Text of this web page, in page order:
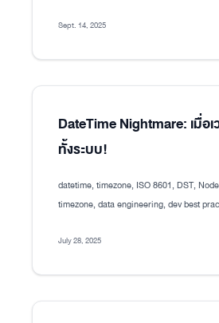
Sept. 14, 2025
DateTime Nightmare: เมื่อ
ทั้งระบบ!
datetime, timezone, ISO 8601, DST,
timezone, data engineering, dev best
July 28, 2025